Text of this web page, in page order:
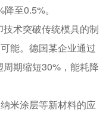
降至0.5%。
技术突破传统模具的制
能。德国某企业通过
期缩短30%，能耗降
米涂层等新材料的应